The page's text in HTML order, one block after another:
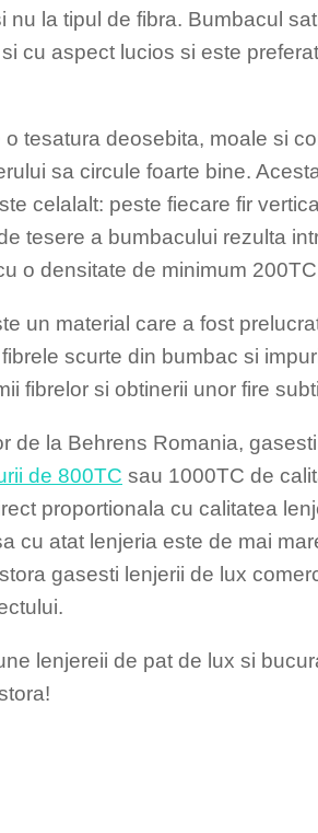
nu la tipul de fibra. Bumbacul
cu aspect lucios si este
o tesatura deosebita, moale si
sa circule foarte bine.
celalalt: peste fiecare fir
tesere a bumbacului rezulta
o densitate de minimum
un material care a fost
scurte din bumbac si
fibrelor si obtinerii unor fire
de la Behrens Romania, gasesti
de 800TC sau 1000TC de
proportionala cu calitatea
cu atat lenjeria este de mai
gasesti lenjerii de lux
lenjereii de pat de lux si